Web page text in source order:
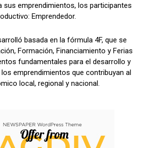
sus emprendimientos, los participantes
Emprendedor.
basada en la fórmula 4F, que se
Formación, Financiamiento y Ferias
fundamentales para el desarrollo y
emprendimientos que contribuyan al
local, regional y nacional.